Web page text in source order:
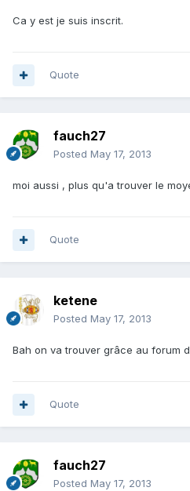
Ca y est je suis inscrit.
Quote
fauch27
Posted May 17, 2013
moi aussi , plus qu'a trouver le
Quote
ketene
Posted May 17, 2013
Bah on va trouver grâce au forum
Quote
fauch27
Posted May 17, 2013